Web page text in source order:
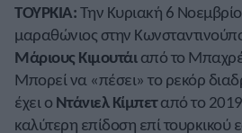
ΤΟΥΡΚΙΑ:Την Κυριακή 6
μαραθώνιος στην
Μάριους Κιμουτάιαπό το
Μπορεί να «πέσει» το ρεκόρ
έχει ο Ντάνιελ Κίμπεταπό το 2019
καλύτερη επίδοση επί τουρκικού